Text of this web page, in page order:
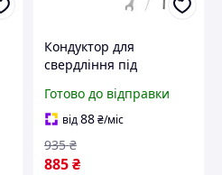
Кондуктор для
свердління під
петлі YOMO, шаблон
для монтажу петель
Готово до відправки
від88₴/міс
885₴
935 ₴